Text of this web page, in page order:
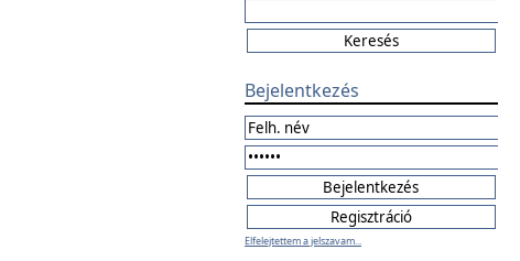
Bejelentkezés
Elfelejtettem a jelszavam...